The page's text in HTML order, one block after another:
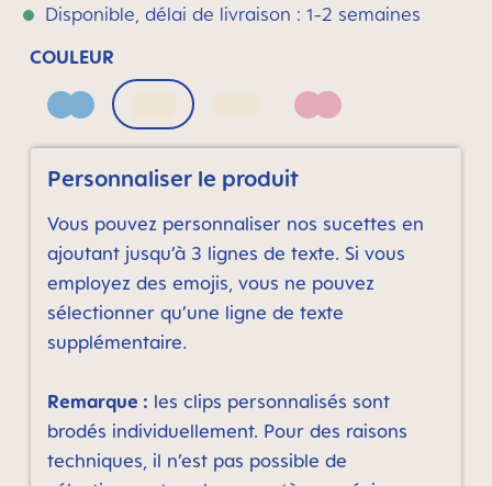
Disponible, délai de livraison : 1-2 semaines
COULEUR
Blue Neutral bronze print
Neutral grey print
Pink
Personnaliser le produit
Vous pouvez personnaliser nos sucettes en
ajoutant jusqu’à 3 lignes de texte. Si vous
employez des emojis, vous ne pouvez
sélectionner qu’une ligne de texte
supplémentaire.
Remarque : les clips personnalisés sont
brodés individuellement. Pour des raisons
techniques, il n’est pas possible de